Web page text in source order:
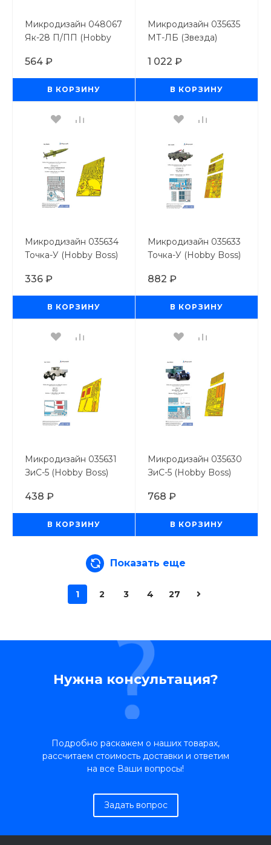
Микродизайн 048067
Як-28 П/ПП (Hobby
564 ₽
В КОРЗИНУ
Микродизайн 035635
МТ-ЛБ (Звезда)
1 022 ₽
В КОРЗИНУ
Микродизайн 035634
Точка-У (Hobby Boss)
336 ₽
В КОРЗИНУ
Микродизайн 035633
Точка-У (Hobby Boss)
882 ₽
В КОРЗИНУ
Микродизайн 035631
ЗиС-5 (Hobby Boss)
438 ₽
В КОРЗИНУ
Микродизайн 035630
ЗиС-5 (Hobby Boss)
768 ₽
В КОРЗИНУ
Показать еще
1 2 3 4 27
Нужна консультация?
Подробно раскажем о наших товарах,
рассчитаем стоимость доставки и ответим
на все Ваши вопросы!
Задать вопрос